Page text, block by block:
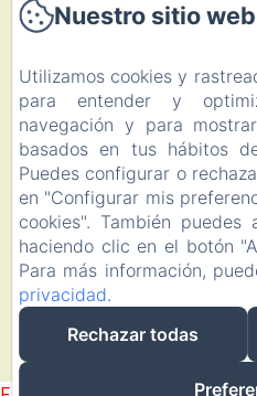
Política de
Información
EN
Desarrollado
Nuestro sitio
Utilizamos cookies y
para entender y
navegación y para
basados en tus hábitos
Puedes configurar o
en "Configurar mis
cookies". También
haciendo clic en el botón
Para más información,
privacidad.
Rechazar todas